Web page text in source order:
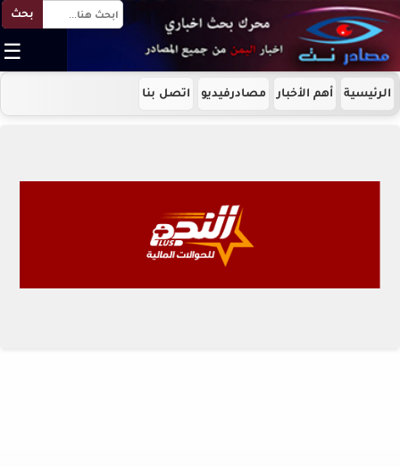
بحث
☰
الرئيسية أهم الأخبار مصادرفيديو اتصل بنا